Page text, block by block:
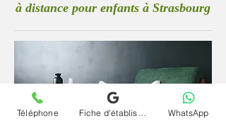
à distance pour enfants à Strasbourg
Téléphone WhatsApp